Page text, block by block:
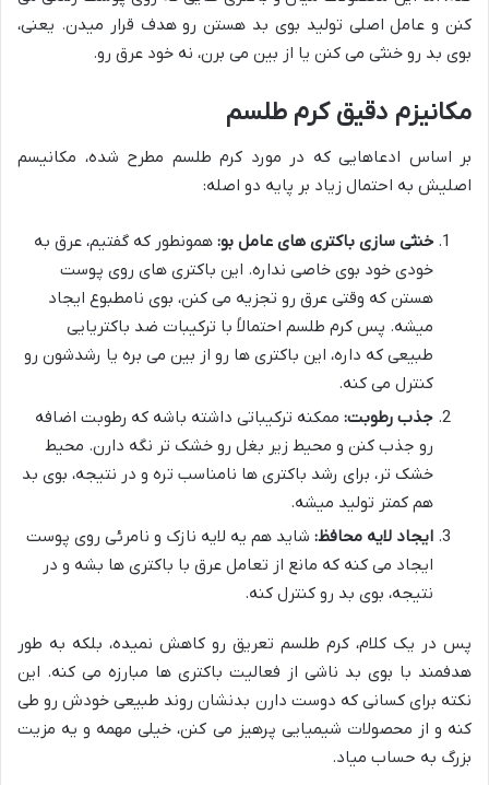
کنن و عامل اصلی تولید بوی بد هستن رو هدف قرار میدن. یعنی،
بوی بد رو خنثی می کنن یا از بین می برن، نه خود عرق رو.
مکانیزم دقیق کرم طلسم
بر اساس ادعاهایی که در مورد کرم طلسم مطرح شده، مکانیسم
اصلیش به احتمال زیاد بر پایه دو اصله:
خنثی سازی باکتری های عامل بو: همونطور که گفتیم، عرق به
خودی خود بوی خاصی نداره. این باکتری های روی پوست
هستن که وقتی عرق رو تجزیه می کنن، بوی نامطبوع ایجاد
میشه. پس کرم طلسم احتمالاً با ترکیبات ضد باکتریایی
طبیعی که داره، این باکتری ها رو از بین می بره یا رشدشون رو
کنترل می کنه.
جذب رطوبت: ممکنه ترکیباتی داشته باشه که رطوبت اضافه
رو جذب کنن و محیط زیر بغل رو خشک تر نگه دارن. محیط
خشک تر، برای رشد باکتری ها نامناسب تره و در نتیجه، بوی بد
هم کمتر تولید میشه.
ایجاد لایه محافظ: شاید هم یه لایه نازک و نامرئی روی پوست
ایجاد می کنه که مانع از تعامل عرق با باکتری ها بشه و در
نتیجه، بوی بد رو کنترل کنه.
پس در یک کلام، کرم طلسم تعریق رو کاهش نمیده، بلکه به طور
هدفمند با بوی بد ناشی از فعالیت باکتری ها مبارزه می کنه. این
نکته برای کسانی که دوست دارن بدنشان روند طبیعی خودش رو طی
کنه و از محصولات شیمیایی پرهیز می کنن، خیلی مهمه و یه مزیت
بزرگ به حساب میاد.